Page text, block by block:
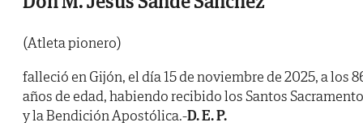
(Atleta pionero)
falleció en Gijón, el día 15 de noviembre de 2025, a los
años de edad, habiendo recibido los Santos
y la Bendición Apostólica.-D. E. P.